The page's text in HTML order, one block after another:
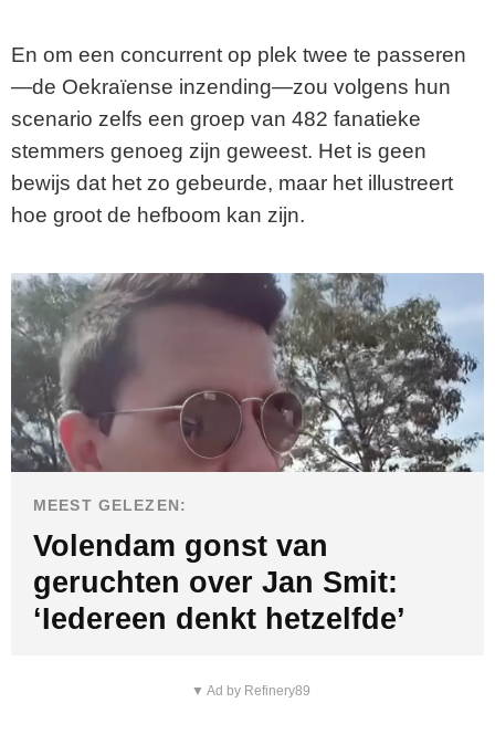
En om een concurrent op plek twee te passeren
—de Oekraïense inzending—zou volgens hun
scenario zelfs een groep van 482 fanatieke
stemmers genoeg zijn geweest. Het is geen
bewijs dat het zo gebeurde, maar het illustreert
hoe groot de hefboom kan zijn.
MEEST GELEZEN:
Volendam gonst van
geruchten over Jan Smit:
‘Iedereen denkt hetzelfde’
▼ Ad by Refinery89